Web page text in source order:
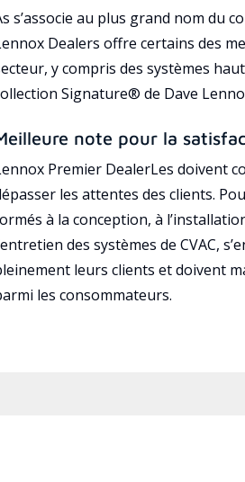
s’associe au plus grand nom du
Dealers offre certains des
y compris des systèmes
Signature® de Dave
note pour la
Premier DealerLes doivent
les attentes des clients.
à la conception, à
des systèmes de CVAC,
leurs clients et doivent
les consommateurs.